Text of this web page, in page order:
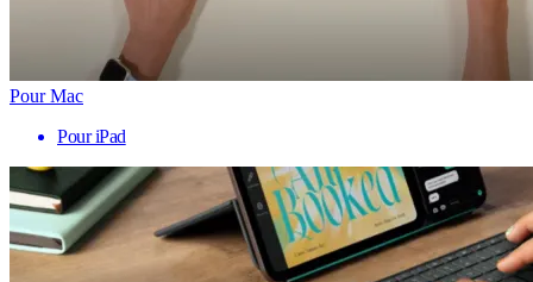
Pour Mac
Pour iPad